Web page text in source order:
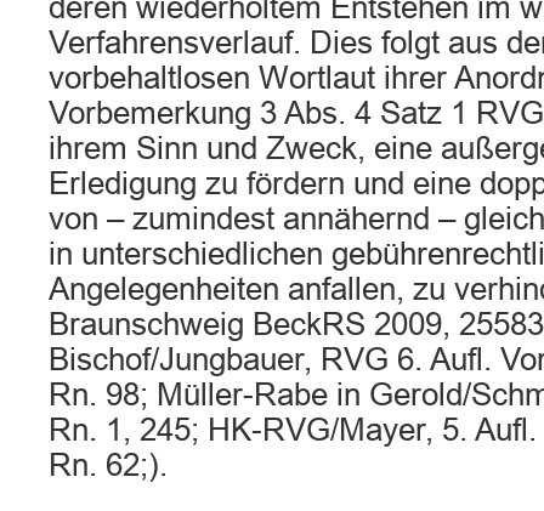
deren wiederholtem Entstehen im
Verfahrensverlauf. Dies folgt aus
vorbehaltlosen Wortlaut ihrer
Vorbemerkung 3 Abs. 4 Satz 1
ihrem Sinn und Zweck, eine
Erledigung zu fördern und eine
von – zumindest annähernd –
in unterschiedlichen
Angelegenheiten anfallen, zu
Braunschweig BeckRS 2009,
Bischof/Jungbauer, RVG 6. Aufl.
Rn. 98; Müller-Rabe in Gerold/
Rn. 1, 245; HK-RVG/Mayer, 5.
Rn. 62;).